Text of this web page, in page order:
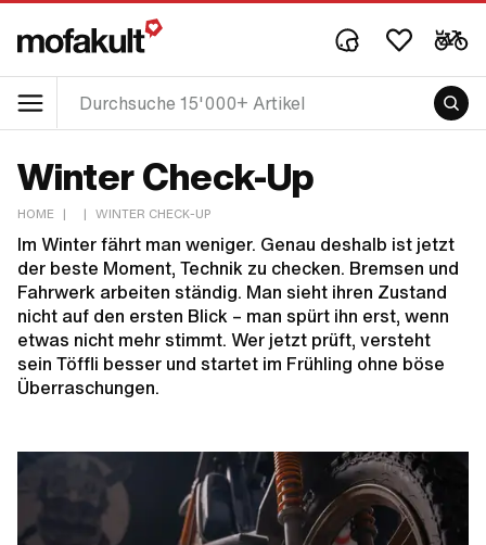
Winter Check-Up
HOME | | WINTER CHECK-UP
Im Winter fährt man weniger. Genau deshalb ist jetzt
der beste Moment, Technik zu checken. Bremsen und
Fahrwerk arbeiten ständig. Man sieht ihren Zustand
nicht auf den ersten Blick – man spürt ihn erst, wenn
etwas nicht mehr stimmt. Wer jetzt prüft, versteht
sein Töffli besser und startet im Frühling ohne böse
Überraschungen.